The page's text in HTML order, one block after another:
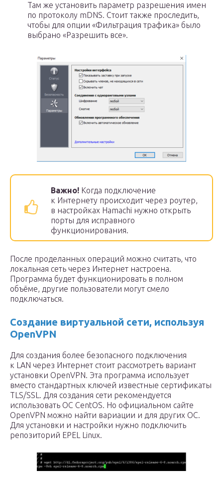
Там же установить параметр разрешения имен
по протоколу mDNS. Стоит также проследить,
чтобы для опции «Фильтрация трафика» было
выбрано «Разрешить все».
Важно! Когда подключение
к Интернету происходит через роутер,
в настройках Hamachi нужно открыть
порты для исправного
функционирования.
После проделанных операций можно считать, что
локальная сеть через Интернет настроена.
Программа будет функционировать в полном
объёме, другие пользователи могут смело
подключаться.
Создание виртуальной сети, используя
OpenVPN
Для создания более безопасного подключения
к LAN через Интернет стоит рассмотреть вариант
установки OpenVPN. Эта программа использует
вместо стандартных ключей известные сертификаты
TLS/SSL. Для создания сети рекомендуется
использовать ОС CentOS. Но официальном сайте
OpenVPN можно найти вариации и для других ОС.
Для установки и настройки нужно подключить
репозиторий EPEL Linux.